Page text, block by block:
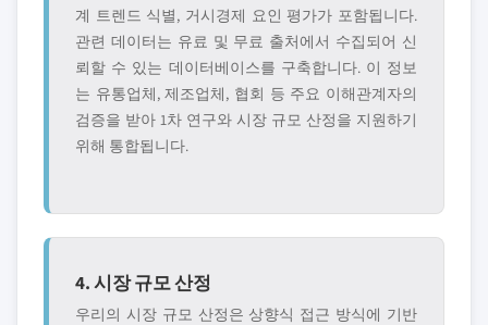
계 트렌드 식별, 거시경제 요인 평가가 포함됩니다.
관련 데이터는 유료 및 무료 출처에서 수집되어 신
뢰할 수 있는 데이터베이스를 구축합니다. 이 정보
는 유통업체, 제조업체, 협회 등 주요 이해관계자의
검증을 받아 1차 연구와 시장 규모 산정을 지원하기
위해 통합됩니다.
4. 시장 규모 산정
우리의 시장 규모 산정은 상향식 접근 방식에 기반